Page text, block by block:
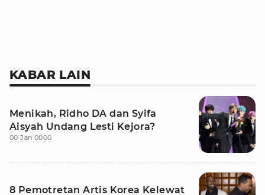
KABAR LAIN
Menikah, Ridho DA dan Syifa
Aisyah Undang Lesti Kejora?
00 Jan 0000
8 Pemotretan Artis Korea Kelewat